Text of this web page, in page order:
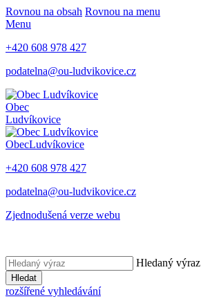
Rovnou na obsah Rovnou na menu
Menu
+420 608 978 427
podatelna@ou-ludvikovice.cz
Obec
Ludvíkovice
ObecLudvíkovice
+420 608 978 427
podatelna@ou-ludvikovice.cz
Zjednodušená verze webu
Hledaný výraz
Hledat
rozšířené vyhledávání